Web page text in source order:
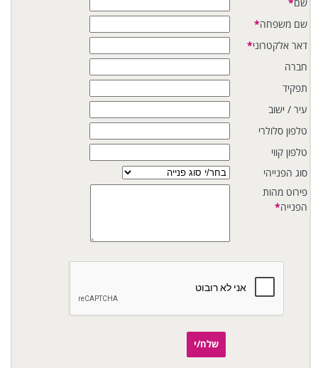
שם משפחה*
דאר אלקטרוני*
חברה
תפקיד
עיר / ישוב
טלפון סלולרי
טלפון קווי
סוג הפנייהי
פירוט מהות
הפנייה*
שלח/י